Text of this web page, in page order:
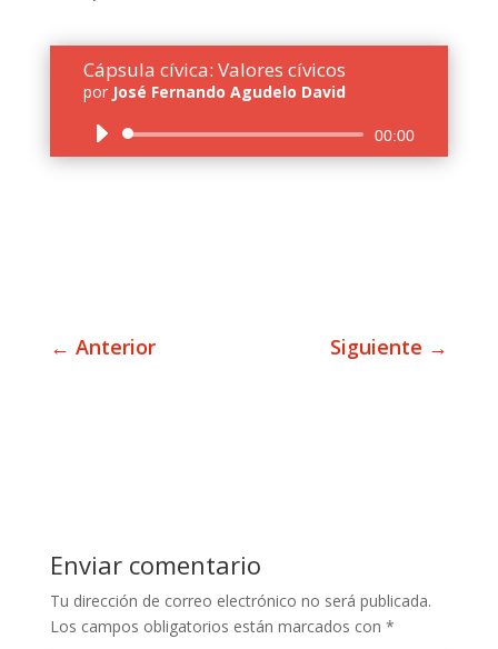
Cápsula cívica: Valores cívicos
por José Fernando Agudelo David
Reproductor
de
00:00
← Anterior Siguiente →
Enviar comentario
Tu dirección de correo electrónico no será publicada.
Los campos obligatorios están marcados con *